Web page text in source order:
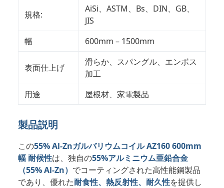
規格:
AiSi、ASTM、Bs、DIN、GB、
JIS
幅
600mm – 1500mm
表面仕上げ
滑らか、スパングル、エンボス
加工
用途
屋根材、家電製品
製品説明
この55% Al-Znガルバリウムコイル AZ160 600mm
幅 耐候性は、独自の55%アルミニウム亜鉛合金
（55% Al-Zn） でコーティングされた高性能鋼製品
であり、優れた耐食性、熱反射性、耐久性を提供し